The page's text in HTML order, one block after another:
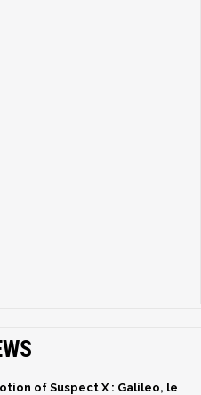
of Suspect X : Galileo, le